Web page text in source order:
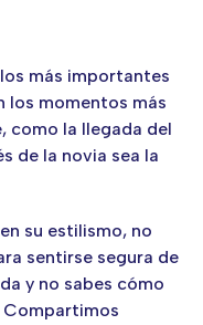
más importantes
los momentos más
como la llegada del
de la novia sea la
su estilismo, no
sentirse segura de
y no sabes cómo
Compartimos